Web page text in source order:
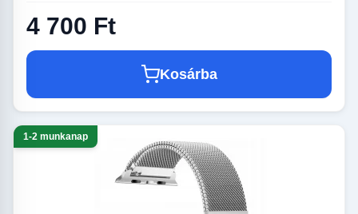
4 700 Ft
Kosárba
1-2 munkanap